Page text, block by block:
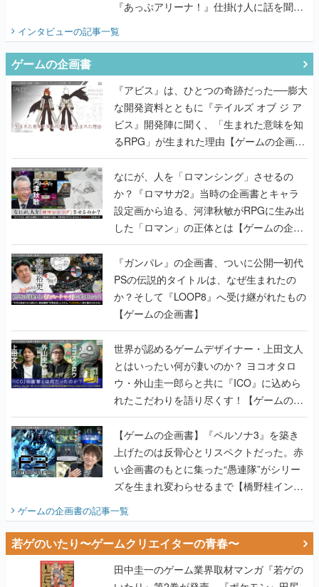
『あっぷアリーナ！』仕掛け人に話を聞い
てみた
インタビューの記事一覧
ゲームの企画書
『アビス』は、ひとつの奇跡だった──膨大
な開発資料とともに『テイルズ オブ ジ ア
ビス』開発陣に聞く、「生まれた意味を知
るRPG」が生まれた理由【ゲームの企画
書】
なにが、人を「ロマンシング」させるの
か？『ロマサガ2』当時の企画書とキャラ
設定画から迫る、河津秋敏がRPGに生み出
した「ロマン」の正体とは【ゲームの企画
書】
『ガンパレ』の企画書、ついに公開━初代
PSの伝説的タイトルは、なぜ生まれたの
か？そして『LOOP8』へ受け継がれたもの
【ゲームの企画書】
世界が認めるゲームデザイナー・上田文人
とはいったい何が凄いのか？ ヨコオタロ
ウ・外山圭一郎らと共に『ICO』に込めら
れたこだわりを語り尽くす！【ゲームの企
画書】
【ゲームの企画書】『ペルソナ3』を築き
上げたのは反骨心とリスペクトだった。赤
い企画書のもとに集った“愚連隊”がシリー
ズを生まれ変わらせるまで【橋野桂インタ
ビュー】
ゲームの企画書の記事一覧
若ゲのいたり〜ゲームクリエイターの青春〜
田中圭一のゲーム業界取材マンガ『若ゲの